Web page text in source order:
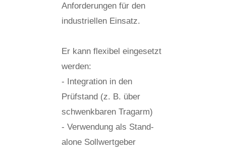
Anforderungen für den
industriellen Einsatz.
Er kann flexibel eingesetzt
werden:
- Integration in den
Prüfstand (z. B. über
schwenkbaren Tragarm)
- Verwendung als Stand-
alone Sollwertgeber